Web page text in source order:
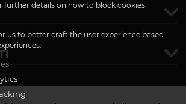
further details on how to block cookies.
us to better craft the user experience based